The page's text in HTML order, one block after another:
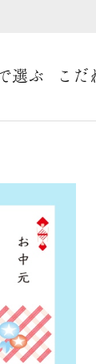
選ぶ こだ